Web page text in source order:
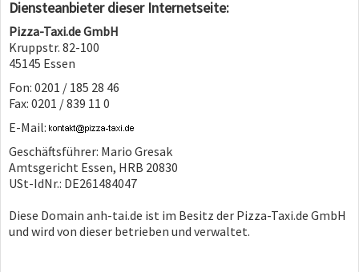
Diensteanbieter dieser Internetseite:
Pizza-Taxi.de GmbH
Kruppstr. 82-100
45145 Essen
Fon: 0201 / 185 28 46
Fax: 0201 / 839 11 0
E-Mail:
Geschäftsführer: Mario Gresak
Amtsgericht Essen, HRB 20830
USt-IdNr.: DE261484047
Diese Domain anh-tai.de ist im Besitz der Pizza-Taxi.de GmbH
und wird von dieser betrieben und verwaltet.